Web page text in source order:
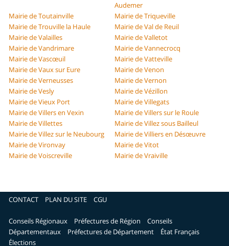
Audemer
Mairie de Toutainville
Mairie de Triqueville
Mairie de Trouville la Haule
Mairie de Val de Reuil
Mairie de Valailles
Mairie de Valletot
Mairie de Vandrimare
Mairie de Vannecrocq
Mairie de Vascœuil
Mairie de Vatteville
Mairie de Vaux sur Eure
Mairie de Venon
Mairie de Verneusses
Mairie de Vernon
Mairie de Vesly
Mairie de Vézillon
Mairie de Vieux Port
Mairie de Villegats
Mairie de Villers en Vexin
Mairie de Villers sur le Roule
Mairie de Villettes
Mairie de Villez sous Bailleul
Mairie de Villez sur le Neubourg
Mairie de Villiers en Désœuvre
Mairie de Vironvay
Mairie de Vitot
Mairie de Voiscreville
Mairie de Vraiville
CONTACT PLAN DU SITE CGU
Conseils Régionaux Préfectures de Région
Conseils
Départementaux
Préfectures de Département
État Français
Élections